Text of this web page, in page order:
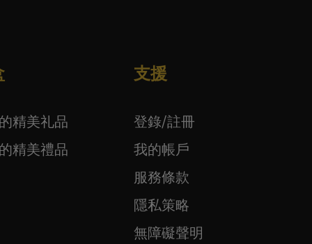
精美礼品
精美禮品
支援
登錄/註冊
我的帳戶
服務條款
隱私策略
無障礙聲明